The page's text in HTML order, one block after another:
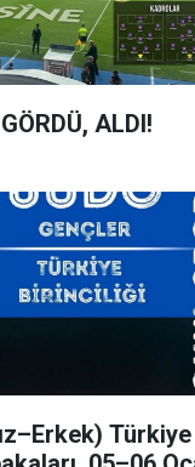
ALDI!